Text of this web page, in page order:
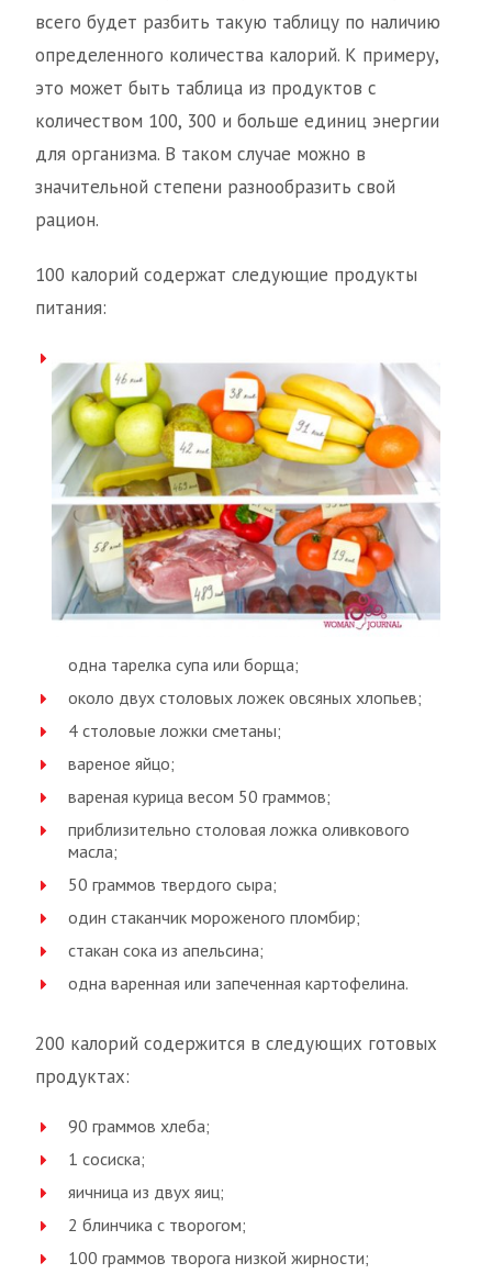
всего будет разбить такую таблицу по наличию
определенного количества калорий. К примеру,
это может быть таблица из продуктов с
количеством 100, 300 и больше единиц энергии
для организма. В таком случае можно в
значительной степени разнообразить свой
рацион.
100 калорий содержат следующие продукты
питания:
одна тарелка супа или борща;
около двух столовых ложек овсяных хлопьев;
4 столовые ложки сметаны;
вареное яйцо;
вареная курица весом 50 граммов;
приблизительно столовая ложка оливкового
масла;
50 граммов твердого сыра;
один стаканчик мороженого пломбир;
стакан сока из апельсина;
одна варенная или запеченная картофелина.
200 калорий содержится в следующих готовых
продуктах:
90 граммов хлеба;
1 сосиска;
яичница из двух яиц;
2 блинчика с творогом;
100 граммов творога низкой жирности;